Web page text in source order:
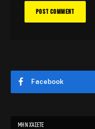
Facebook
ΜΗΝ ΧΆΣΕΤΕ